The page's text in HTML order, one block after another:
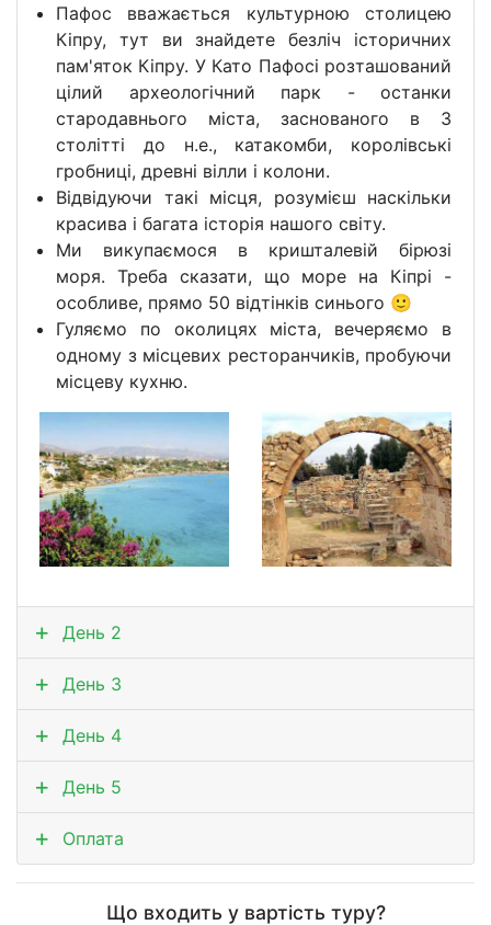
Пафос вважається культурною столицею
Кіпру, тут ви знайдете безліч історичних
пам'яток Кіпру. У Като Пафосі розташований
цілий археологічний парк - останки
стародавнього міста, заснованого в 3
столітті до н.е., катакомби, королівські
гробниці, древні вілли і колони.
Відвідуючи такі місця, розумієш наскільки
красива і багата історія нашого світу.
Ми викупаємося в кришталевій бірюзі
моря. Треба сказати, що море на Кіпрі -
особливе, прямо 50 відтінків синього 🙂
Гуляємо по околицях міста, вечеряємо в
одному з місцевих ресторанчиків, пробуючи
місцеву кухню.
День 2
День 3
День 4
День 5
Оплата
Що входить у вартість туру?